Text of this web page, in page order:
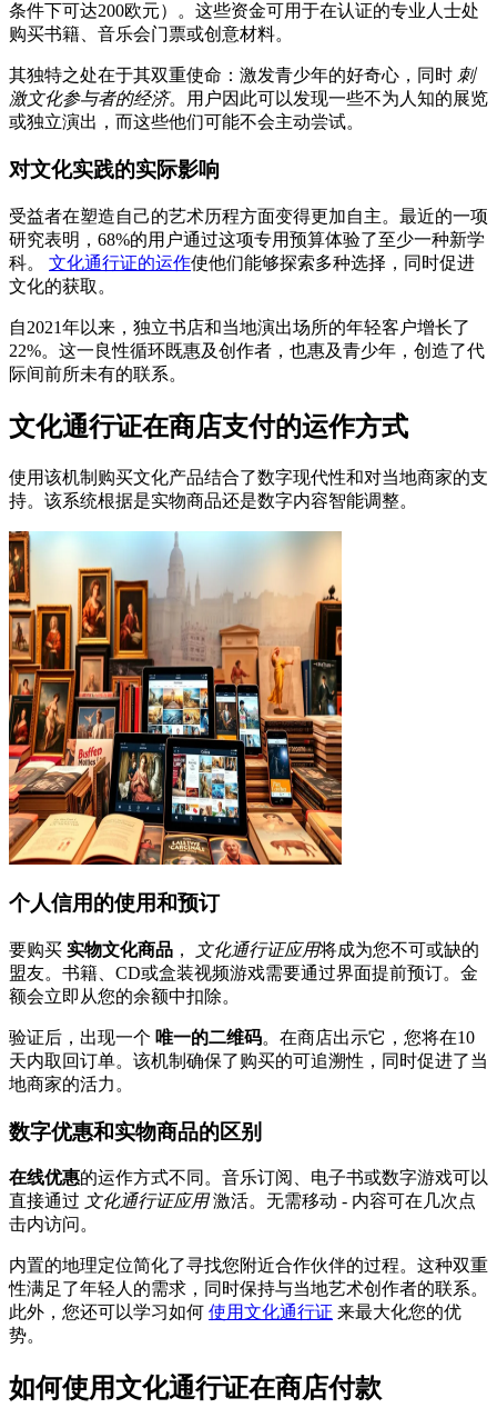
条件下可达200欧元）。这些资金可用于在认证的专业人士处
购买书籍、音乐会门票或创意材料。
其独特之处在于其双重使命：激发青少年的好奇心，同时 刺
激文化参与者的经济。用户因此可以发现一些不为人知的展览
或独立演出，而这些他们可能不会主动尝试。
对文化实践的实际影响
受益者在塑造自己的艺术历程方面变得更加自主。最近的一项
研究表明，68%的用户通过这项专用预算体验了至少一种新学
科。 文化通行证的运作使他们能够探索多种选择，同时促进
文化的获取。
自2021年以来，独立书店和当地演出场所的年轻客户增长了
22%。这一良性循环既惠及创作者，也惠及青少年，创造了代
际间前所未有的联系。
文化通行证在商店支付的运作方式
使用该机制购买文化产品结合了数字现代性和对当地商家的支
持。该系统根据是实物商品还是数字内容智能调整。
个人信用的使用和预订
要购买 实物文化商品 ， 文化通行证应用将成为您不可或缺的
盟友。书籍、CD或盒装视频游戏需要通过界面提前预订。金
额会立即从您的余额中扣除。
验证后，出现一个 唯一的二维码。在商店出示它，您将在10
天内取回订单。该机制确保了购买的可追溯性，同时促进了当
地商家的活力。
数字优惠和实物商品的区别
在线优惠的运作方式不同。音乐订阅、电子书或数字游戏可以
直接通过 文化通行证应用激活。无需移动 - 内容可在几次点
击内访问。
内置的地理定位简化了寻找您附近合作伙伴的过程。这种双重
性满足了年轻人的需求，同时保持与当地艺术创作者的联系。
此外，您还可以学习如何 使用文化通行证 来最大化您的优
势。
如何使用文化通行证在商店付款